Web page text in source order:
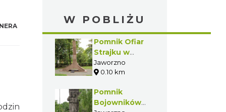
W POBLIŻU
Pomnik Ofiar
Strajku w
Jaworznie
Jaworzno
0.10 km
Pomnik
Bojowników